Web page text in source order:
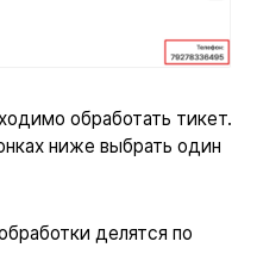
обработать тикет.
ниже выбрать один
делятся по